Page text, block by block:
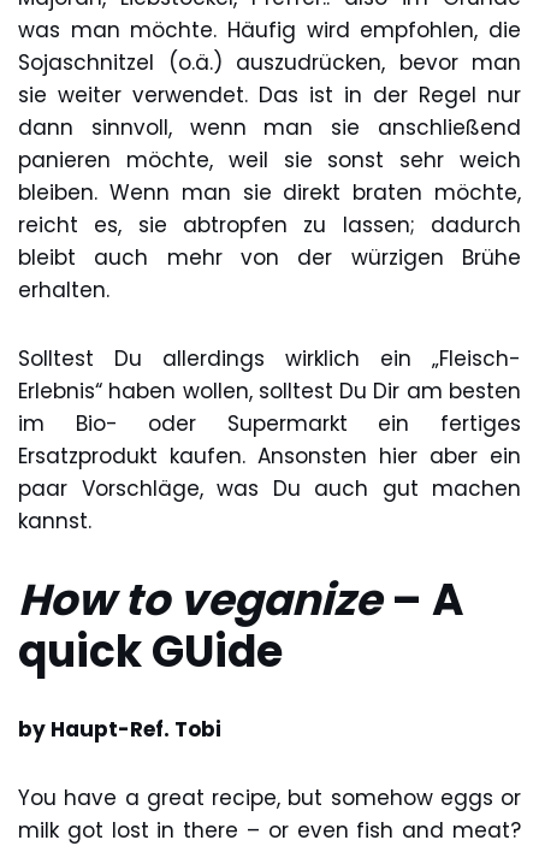
was man möchte. Häufig wird empfohlen, die
Sojaschnitzel (o.ä.) auszudrücken, bevor man
sie weiter verwendet. Das ist in der Regel nur
dann sinnvoll, wenn man sie anschließend
panieren möchte, weil sie sonst sehr weich
bleiben. Wenn man sie direkt braten möchte,
reicht es, sie abtropfen zu lassen; dadurch
bleibt auch mehr von der würzigen Brühe
erhalten.
Solltest Du allerdings wirklich ein „Fleisch-
Erlebnis“ haben wollen, solltest Du Dir am besten
im Bio- oder Supermarkt ein fertiges
Ersatzprodukt kaufen. Ansonsten hier aber ein
paar Vorschläge, was Du auch gut machen
kannst.
How to veganize– A
quick GUide
by Haupt-Ref. Tobi
You have a great recipe, but somehow eggs or
milk got lost in there – or even fish and meat?